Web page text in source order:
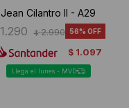
Jean Cilantro II - A29
1.290 $ 2.990 56
$ 1.097
Llega el lunes - MVD